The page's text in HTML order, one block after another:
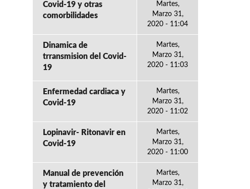
Covid-19 y otras
comorbilidades
Martes,
Marzo 31,
2020 - 11:04
Dinamica de
trransmision del Covid-
19
Martes,
Marzo 31,
2020 - 11:03
Enfermedad cardiaca y
Covid-19
Martes,
Marzo 31,
2020 - 11:02
Lopinavir- Ritonavir en
Covid-19
Martes,
Marzo 31,
2020 - 11:00
Manual de prevención
y tratamiento del
Martes,
Marzo 31,